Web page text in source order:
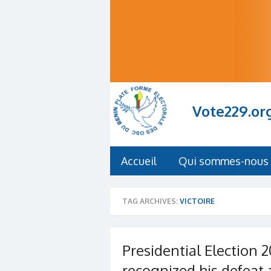
Accueil Qui sommes-nous
TAG ARCHIVES: VICTOIRE
Presidential Election